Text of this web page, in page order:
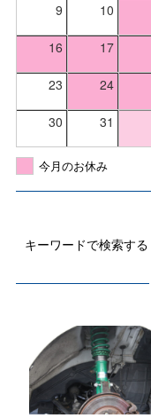
9 10
16 17
23 24
30 31
今月のお休み